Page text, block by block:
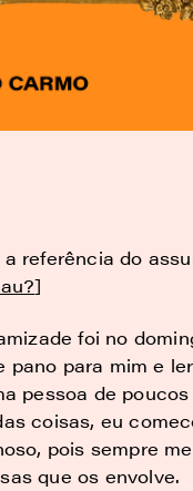
referência do
]
foi no
pano para mim e
pessoa de
coisas, eu
pois sempre
que os envolve.